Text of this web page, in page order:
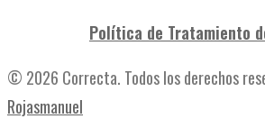
Política de Tratamiento
© 2026 Correcta. Todos los derechos
Rojasmanuel